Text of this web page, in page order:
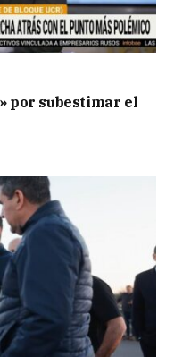
por subestimar el